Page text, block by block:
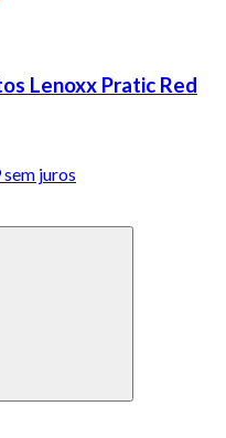
Lenoxx Pratic Red
juros